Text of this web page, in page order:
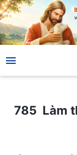
785 Làm thế nào
785 Làm